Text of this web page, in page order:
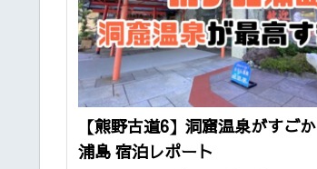
【熊野古道6】洞窟温泉がすご
浦島 宿泊レポート